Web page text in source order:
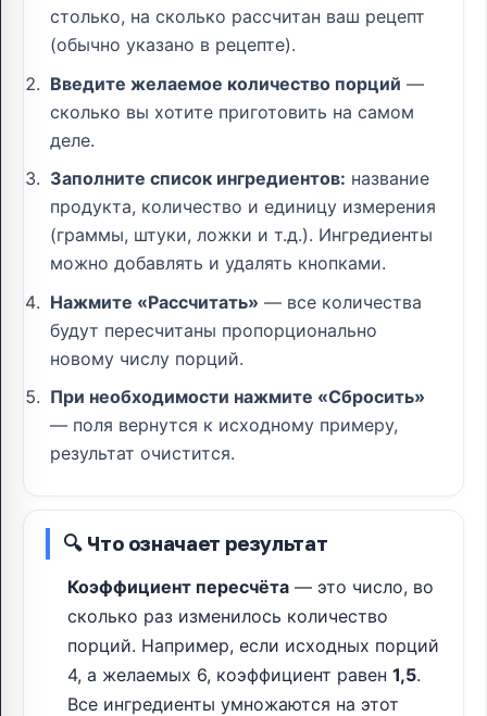
столько, на сколько рассчитан ваш рецепт
(обычно указано в рецепте).
Введите желаемое количество порций —
сколько вы хотите приготовить на самом
деле.
Заполните список ингредиентов: название
продукта, количество и единицу измерения
(граммы, штуки, ложки и т.д.). Ингредиенты
можно добавлять и удалять кнопками.
Нажмите «Рассчитать» — все количества
будут пересчитаны пропорционально
новому числу порций.
При необходимости нажмите «Сбросить»
— поля вернутся к исходному примеру,
результат очистится.
🔍 Что означает результат
Коэффициент пересчёта — это число, во
сколько раз изменилось количество
порций. Например, если исходных порций
4, а желаемых 6, коэффициент равен 1,5.
Все ингредиенты умножаются на этот